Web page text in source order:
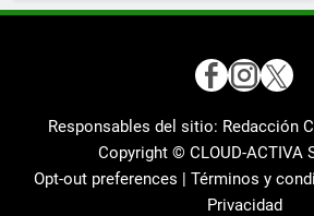
Responsables del sitio: Redacción
Copyright © CLOUD-ACTIVA
Opt-out preferences | Términos y
Privacidad